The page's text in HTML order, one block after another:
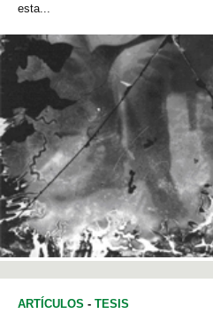
esta...
ARTÍCULOS - TESIS